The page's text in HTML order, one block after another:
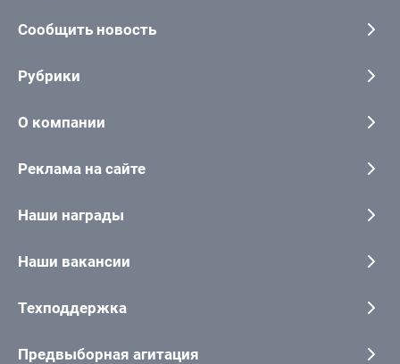
Сообщить новость
Рубрики
О компании
Реклама на сайте
Наши награды
Наши вакансии
Техподдержка
Предвыборная агитация